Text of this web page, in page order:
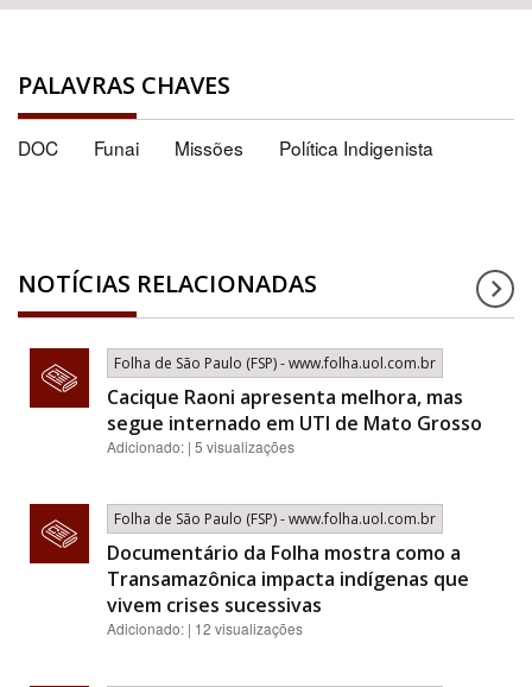
PALAVRAS CHAVES
DOC Funai Missões Política Indigenista
NOTÍCIAS RELACIONADAS
Folha de São Paulo (FSP) - www.folha.uol.com.br
Cacique Raoni apresenta melhora, mas
segue internado em UTI de Mato Grosso
Adicionado: | 5 visualizações
Folha de São Paulo (FSP) - www.folha.uol.com.br
Documentário da Folha mostra como a
Transamazônica impacta indígenas que
vivem crises sucessivas
Adicionado: | 12 visualizações